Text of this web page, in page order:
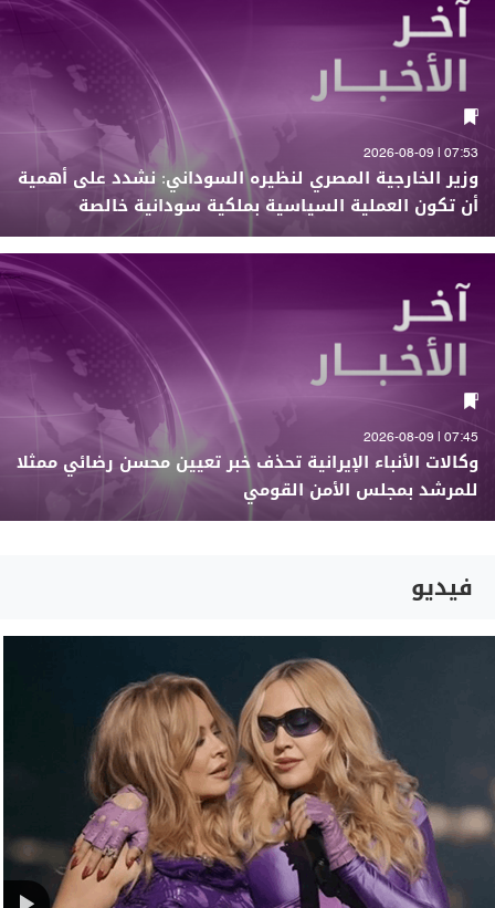
07:53 | 2026-08-09
وزير الخارجية المصري لنظيره السوداني: نشدد على أهمية
أن تكون العملية السياسية بملكية سودانية خالصة
07:45 | 2026-08-09
وكالات الأنباء الإيرانية تحذف خبر تعيين محسن رضائي ممثلا
للمرشد بمجلس الأمن القومي
فيديو